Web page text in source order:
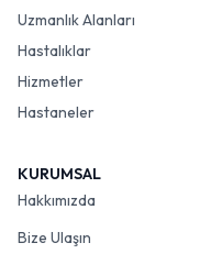
Uzmanlık Alanları
Hastalıklar
Hizmetler
Hastaneler
KURUMSAL
Hakkımızda
Bize Ulaşın